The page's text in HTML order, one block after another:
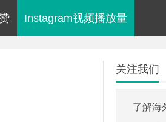
Instagram视频播放量
关注我们
了解海